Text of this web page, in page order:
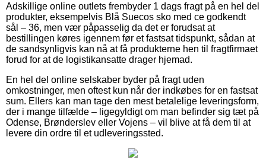
Adskillige online outlets frembyder 1 dags fragt på en hel del
produkter, eksempelvis Blå Suecos sko med ce godkendt
sål – 36, men vær påpasselig da det er forudsat at
bestillingen køres igennem før et fastsat tidspunkt, sådan at
de sandsynligvis kan nå at få produkterne hen til fragtfirmaet
forud for at de logistikansatte drager hjemad.
En hel del online selskaber byder på fragt uden
omkostninger, men oftest kun når der indkøbes for en fastsat
sum. Ellers kan man tage den mest betalelige leveringsform,
der i mange tilfælde – ligegyldigt om man befinder sig tæt på
Odense, Brønderslev eller Vojens – vil blive at få dem til at
levere din ordre til et udleveringssted.